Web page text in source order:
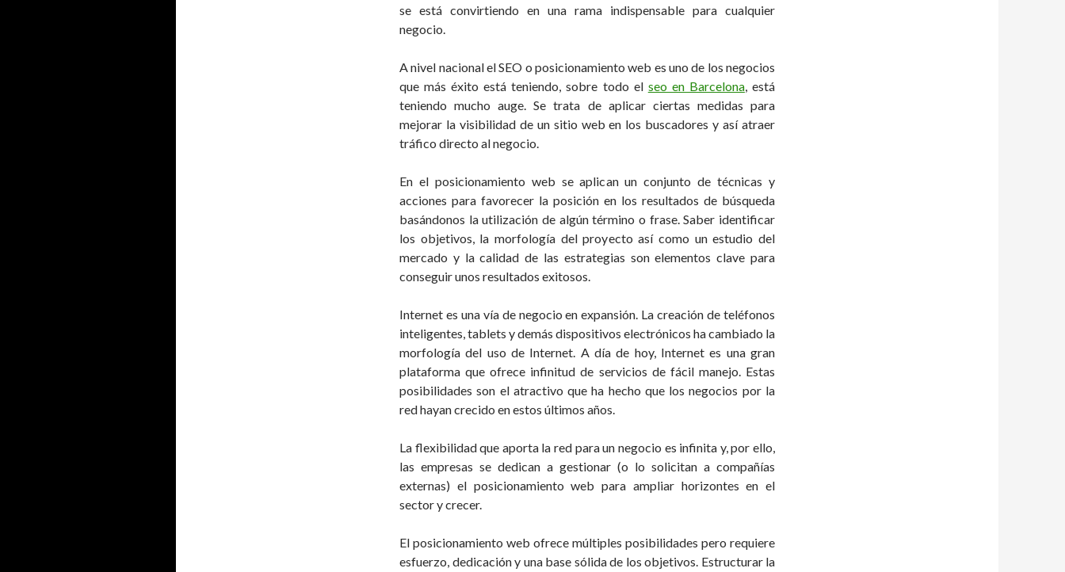
se está convirtiendo en una rama indispensable para cualquier
negocio.
A nivel nacional el SEO o posicionamiento web es uno de los negocios
que más éxito está teniendo, sobre todo el seo en Barcelona, está
teniendo mucho auge. Se trata de aplicar ciertas medidas para
mejorar la visibilidad de un sitio web en los buscadores y así atraer
tráfico directo al negocio.
En el posicionamiento web se aplican un conjunto de técnicas y
acciones para favorecer la posición en los resultados de búsqueda
basándonos la utilización de algún término o frase. Saber identificar
los objetivos, la morfología del proyecto así como un estudio del
mercado y la calidad de las estrategias son elementos clave para
conseguir unos resultados exitosos.
Internet es una vía de negocio en expansión. La creación de teléfonos
inteligentes, tablets y demás dispositivos electrónicos ha cambiado la
morfología del uso de Internet. A día de hoy, Internet es una gran
plataforma que ofrece infinitud de servicios de fácil manejo. Estas
posibilidades son el atractivo que ha hecho que los negocios por la
red hayan crecido en estos últimos años.
La flexibilidad que aporta la red para un negocio es infinita y, por ello,
las empresas se dedican a gestionar (o lo solicitan a compañías
externas) el posicionamiento web para ampliar horizontes en el
sector y crecer.
El posicionamiento web ofrece múltiples posibilidades pero requiere
esfuerzo, dedicación y una base sólida de los objetivos. Estructurar la